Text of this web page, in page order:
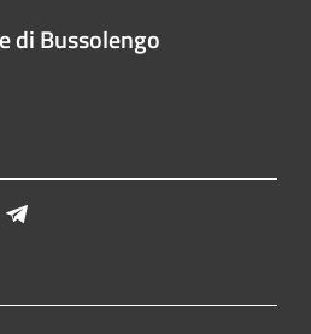
di Bussolengo